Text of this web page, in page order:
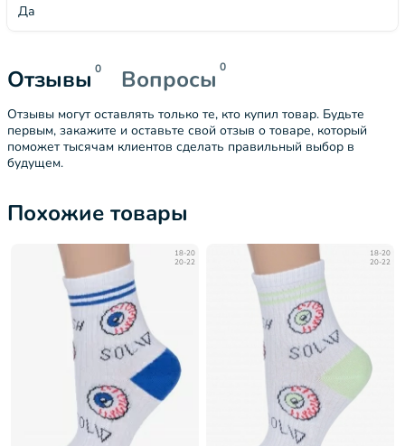
Да
Отзывы 0 Вопросы 0
Отзывы могут оставлять только те, кто купил товар. Будьте
первым, закажите и оставьте свой отзыв о товаре, который
поможет тысячам клиентов сделать правильный выбор в
будущем.
Похожие товары
18-20
20-22
18-20
20-22